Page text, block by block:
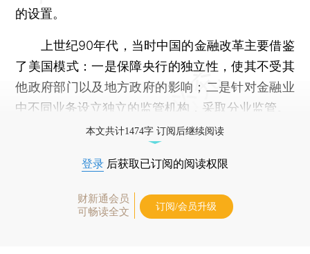
的设置。
上世纪90年代，当时中国的金融改革主要借鉴
了美国模式：一是保障央行的独立性，使其不受其
他政府部门以及地方政府的影响；二是针对金融业
中不同业务设立独立的监管机构，采取分业监管。
本文共计1474字 订阅后继续阅读
登录 后获取已订阅的阅读权限
财新通会员
可畅读全文
订阅/会员升级